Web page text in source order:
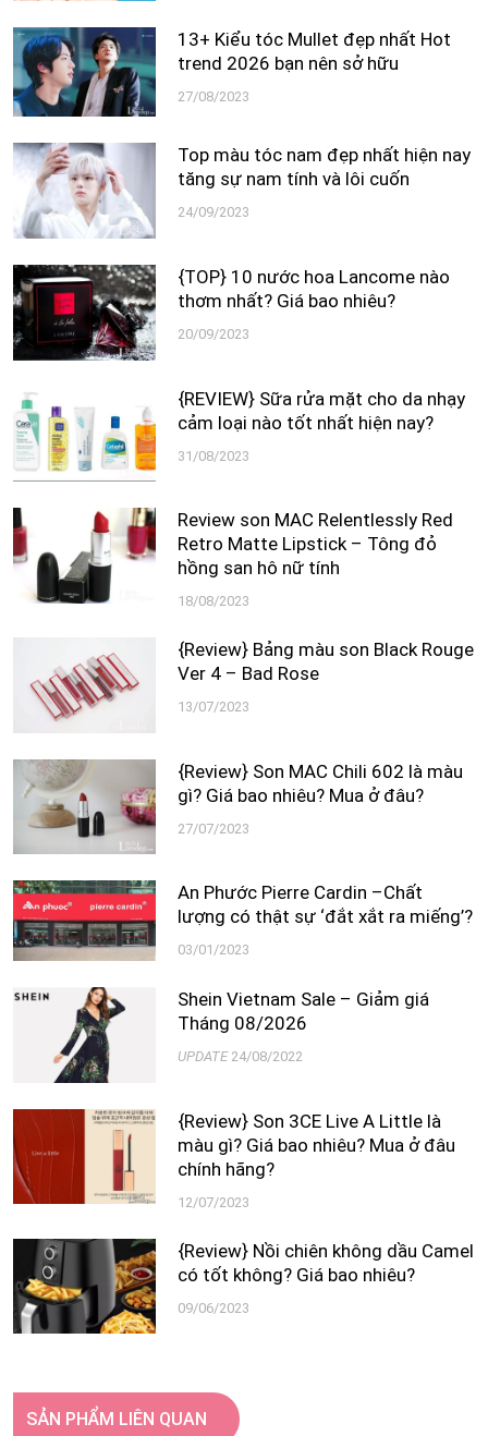
13+ Kiểu tóc Mullet đẹp nhất Hot
trend 2026 bạn nên sở hữu
27/08/2023
Top màu tóc nam đẹp nhất hiện nay
tăng sự nam tính và lôi cuốn
24/09/2023
{TOP} 10 nước hoa Lancome nào
thơm nhất? Giá bao nhiêu?
20/09/2023
{REVIEW} Sữa rửa mặt cho da nhạy
cảm loại nào tốt nhất hiện nay?
31/08/2023
Review son MAC Relentlessly Red
Retro Matte Lipstick – Tông đỏ
hồng san hô nữ tính
18/08/2023
{Review} Bảng màu son Black Rouge
Ver 4 – Bad Rose
13/07/2023
{Review} Son MAC Chili 602 là màu
gì? Giá bao nhiêu? Mua ở đâu?
27/07/2023
An Phước Pierre Cardin –Chất
lượng có thật sự ‘đắt xắt ra miếng’?
03/01/2023
Shein Vietnam Sale – Giảm giá
Tháng 08/2026
UPDATE 24/08/2022
{Review} Son 3CE Live A Little là
màu gì? Giá bao nhiêu? Mua ở đâu
chính hãng?
12/07/2023
{Review} Nồi chiên không dầu Camel
có tốt không? Giá bao nhiêu?
09/06/2023
SẢN PHẨM LIÊN QUAN